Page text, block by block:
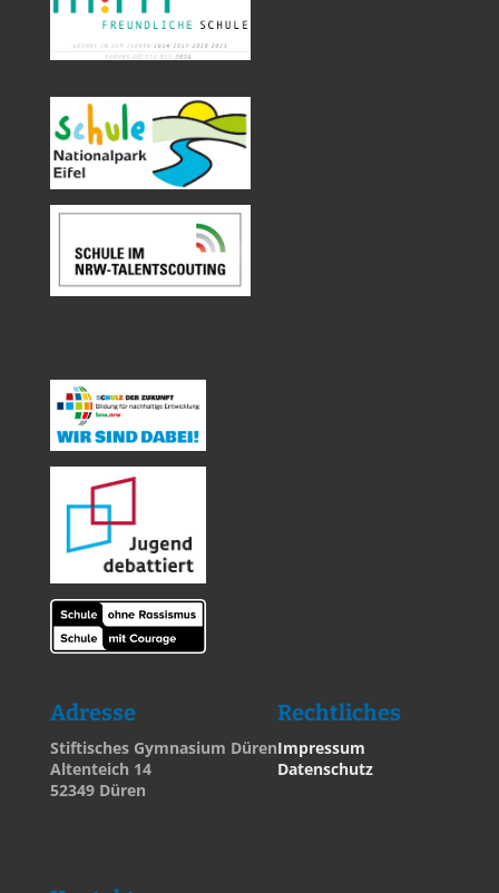
Adresse
Stiftisches Gymnasium Düren
Altenteich 14
52349 Düren
Rechtliches
Impressum
Datenschutz